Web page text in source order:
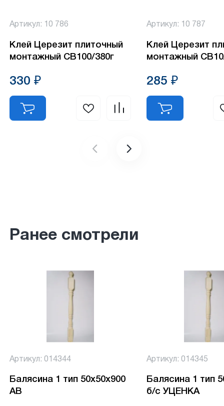
Артикул: 10 786
Клей Церезит плиточный
монтажный СВ100/380г
330 ₽
Артикул: 10 787
Клей Церезит плиточный
монтажный
285 ₽
Ранее смотрели
Артикул: 014344
Балясина 1 тип 50х50х900
АВ
Артикул: 014345
Балясина 1 тип
б/с УЦЕНКА